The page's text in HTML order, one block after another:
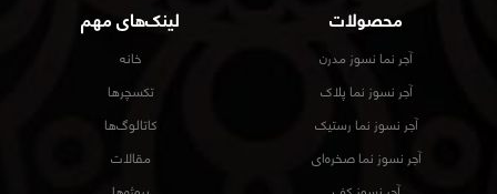
محصولات
آجر نما نسوز مدرن
آجر نسوز نما پلاک
آجر نسوز نما رستیک
آجر نسوز نما صخره‌ای
لینک‌های مهم
خانه
تکسچرها
کاتالوگ‌ها
مقالات